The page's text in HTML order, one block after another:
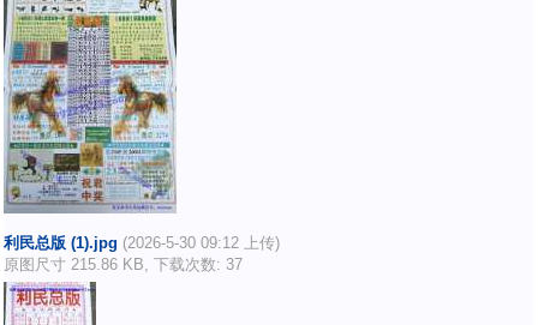
利民总版 (1).jpg (2026-5-30 09:12 上传)
原图尺寸 215.86 KB, 下载次数: 37